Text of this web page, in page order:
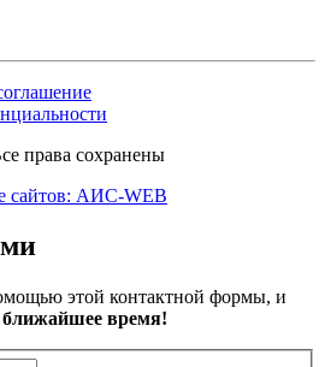
права сохранены
сайтов: АИС-WEB
этой контактной формы, и
время!